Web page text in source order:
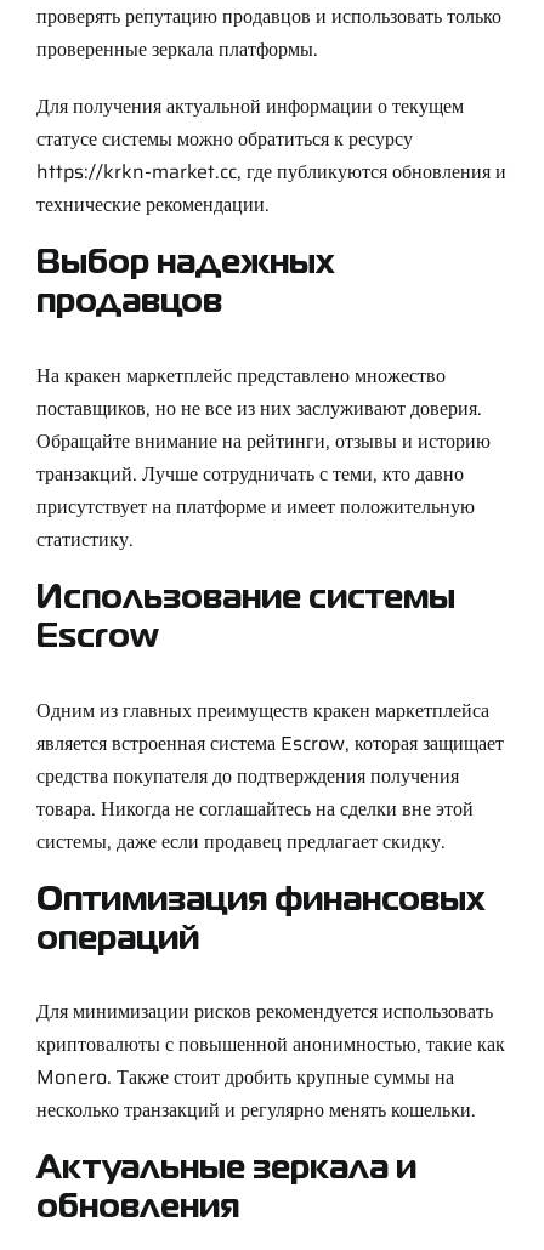
проверять репутацию продавцов и использовать только
проверенные зеркала платформы.
Для получения актуальной информации о текущем
статусе системы можно обратиться к ресурсу
https://krkn-market.cc, где публикуются обновления и
технические рекомендации.
Выбор надежных
продавцов
На кракен маркетплейс представлено множество
поставщиков, но не все из них заслуживают доверия.
Обращайте внимание на рейтинги, отзывы и историю
транзакций. Лучше сотрудничать с теми, кто давно
присутствует на платформе и имеет положительную
статистику.
Использование системы
Escrow
Одним из главных преимуществ кракен маркетплейса
является встроенная система Escrow, которая защищает
средства покупателя до подтверждения получения
товара. Никогда не соглашайтесь на сделки вне этой
системы, даже если продавец предлагает скидку.
Оптимизация финансовых
операций
Для минимизации рисков рекомендуется использовать
криптовалюты с повышенной анонимностью, такие как
Monero. Также стоит дробить крупные суммы на
несколько транзакций и регулярно менять кошельки.
Актуальные зеркала и
обновления